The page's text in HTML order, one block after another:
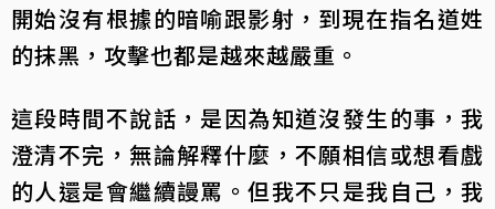
開始沒有根據的暗喻跟影射，到現在指名道姓
的抹黑，攻擊也都是越來越嚴重。
這段時間不說話，是因為知道沒發生的事，我
澄清不完，無論解釋什麼，不願相信或想看戲
的人還是會繼續謾罵。但我不只是我自己，我